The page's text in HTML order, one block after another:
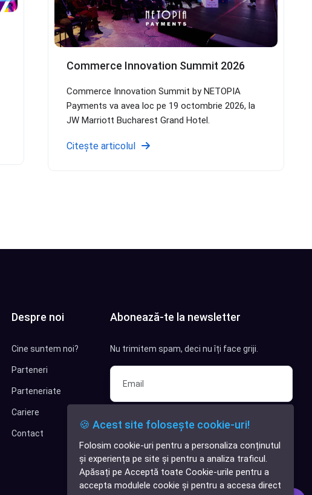
✕
Cauți o aplicație
software?
Commerce Innovation Summit 2026
Commerce Innovation Summit by NETOPIA
Payments va avea loc pe 19 octombrie 2026, la
JW Marriott Bucharest Grand Hotel.
Citește articolul
Despre noi
Cine suntem noi?
Parteneri
Parteneriate
Cariere
Contact
Abonează-te la newsletter
Nu trimitem spam, deci nu îți face griji.
Sunt interesat de clienți pentru
compania mea IT
Sunt interesat de achiziții software
Abonează-te
🍪 Acest site folosește cookie-uri!
Folosim cookie-uri pentru a personaliza conținutul
și experiența pe site și pentru a analiza traficul.
Apăsați pe Acceptă toate Cookie-urile pentru a
accepta modulele cookie și pentru a accesa direct